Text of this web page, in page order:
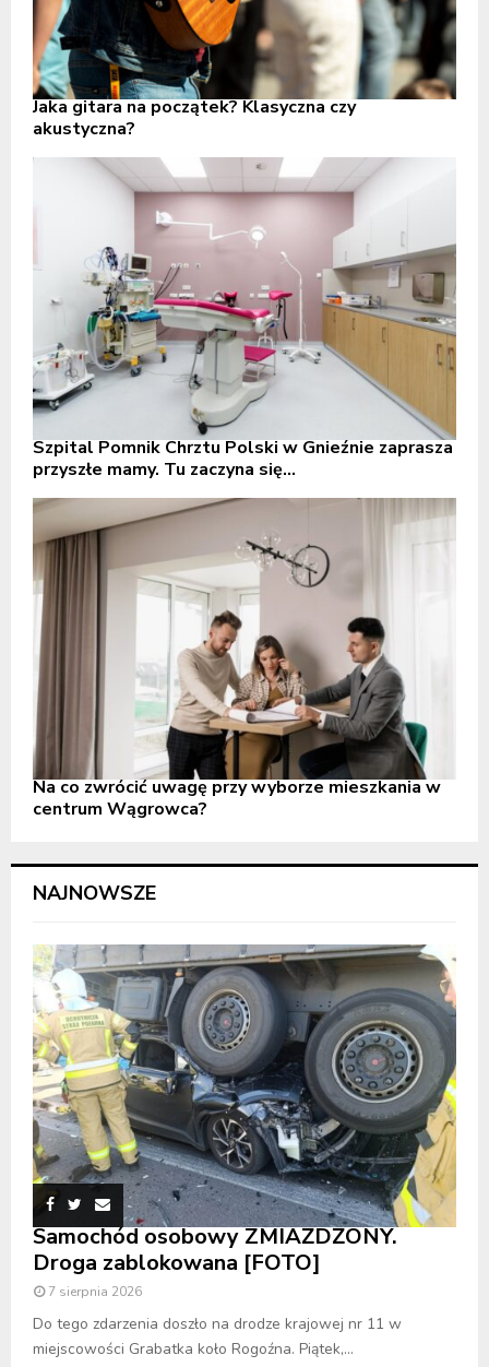
Jaka gitara na początek? Klasyczna czy
akustyczna?
Szpital Pomnik Chrztu Polski w Gnieźnie zaprasza
przyszłe mamy. Tu zaczyna się...
Na co zwrócić uwagę przy wyborze mieszkania w
centrum Wągrowca?
NAJNOWSZE
Samochód osobowy ZMIAŻDŻONY.
Droga zablokowana [FOTO]
7 sierpnia 2026
Do tego zdarzenia doszło na drodze krajowej nr 11 w
miejscowości Grabatka koło Rogoźna. Piątek,...